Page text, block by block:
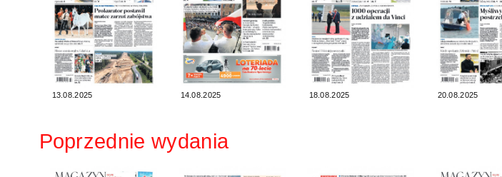
13.08.2025 14.08.2025 18.08.2025 20.08.2025
Poprzednie wydania